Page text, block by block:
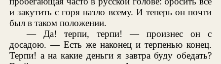
и закутить с горя назло всему. И теперь он почти
был в таком положении.
— Да! терпи, терпи! — произнес он с
досадою. — Есть же наконец и терпенью конец.
Терпи! а на какие деньги я завтра буду обедать?